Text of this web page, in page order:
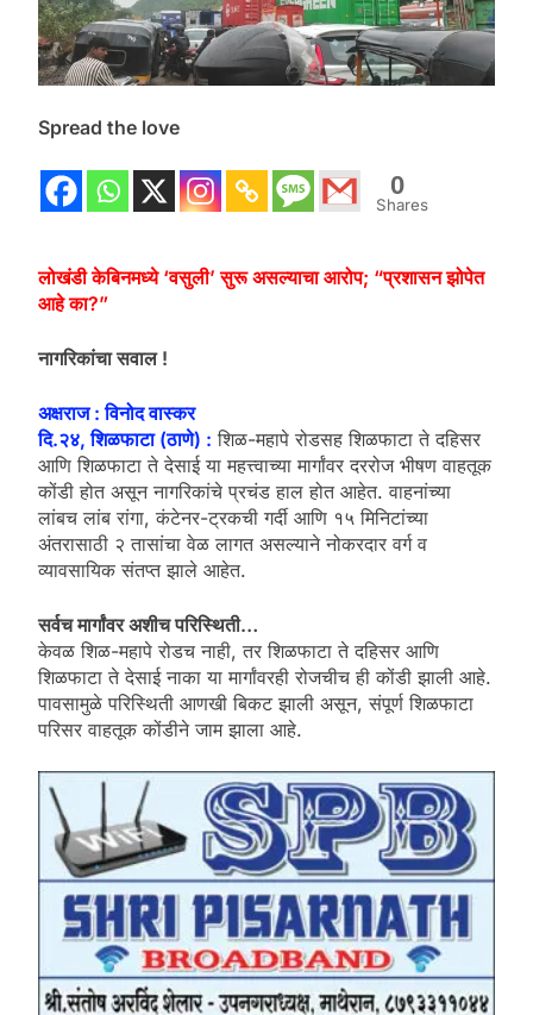
Spread the love
0
Shares
लोखंडी केबिनमध्ये ‘वसुली’ सुरू असल्याचा आरोप; “प्रशासन झोपेत
आहे का?”
नागरिकांचा सवाल !
अक्षराज : विनोद वास्कर
दि.२४, शिळफाटा (ठाणे) : शिळ-महापे रोडसह शिळफाटा ते दहिसर
आणि शिळफाटा ते देसाई या महत्त्वाच्या मार्गांवर दररोज भीषण वाहतूक
कोंडी होत असून नागरिकांचे प्रचंड हाल होत आहेत. वाहनांच्या
लांबच लांब रांगा, कंटेनर-ट्रकची गर्दी आणि १५ मिनिटांच्या
अंतरासाठी २ तासांचा वेळ लागत असल्याने नोकरदार वर्ग व
व्यावसायिक संतप्त झाले आहेत.
सर्वच मार्गांवर अशीच परिस्थिती…
केवळ शिळ-महापे रोडच नाही, तर शिळफाटा ते दहिसर आणि
शिळफाटा ते देसाई नाका या मार्गांवरही रोजचीच ही कोंडी झाली आहे.
पावसामुळे परिस्थिती आणखी बिकट झाली असून, संपूर्ण शिळफाटा
परिसर वाहतूक कोंडीने जाम झाला आहे.